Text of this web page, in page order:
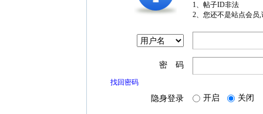
1、帖子ID非法
2、您还不是站点会员
密 码
找回密码
隐身登录 开启 关闭